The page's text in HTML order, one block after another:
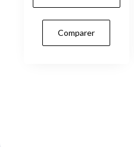
Comparer